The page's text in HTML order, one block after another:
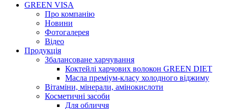
GREEN VISA
Про компанію
Новини
Фотогалерея
Відео
Продукція
Збалансоване харчування
Коктейлі харчових волокон GREEN DIET
Масла преміум-класу холодного віджиму
Вітаміни, мінерали, амінокислоти
Косметичні засоби
Для обличчя